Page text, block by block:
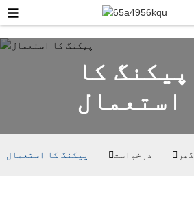
پیکنگ کا
استعمال
گھر درخواست پیکنگ کا استعمال